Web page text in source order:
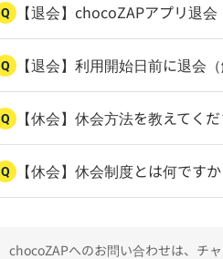
Q 【退会】chocoZAPアプリ退
Q 【退会】利用開始日前に退会
Q 【休会】休会方法を教えてくだ
Q 【休会】休会制度とは何ですか
chocoZAPへのお問い合わせは、チ